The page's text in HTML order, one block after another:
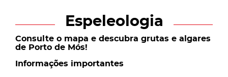
Espeleologia
Consulte o mapa e descubra grutas e algares
de Porto de Mós!
Informações importantes